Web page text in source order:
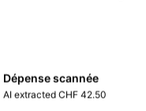
Dépense scannée
AI extracted CHF 42.50